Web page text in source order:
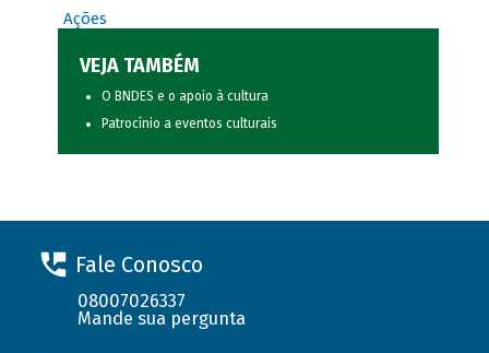
Ações
VEJA TAMBÉM
O BNDES e o apoio à cultura
Patrocínio a eventos culturais
Fale Conosco
08007026337
Mande sua pergunta